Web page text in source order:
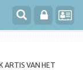
ARTIS VAN HET